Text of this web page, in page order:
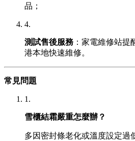
品；
4.
測試售後服務 ：家電維修站
港本地快速維修。
常見問題
1.
雪櫃結霜嚴重怎麼辦？
多因密封條老化或溫度設定過